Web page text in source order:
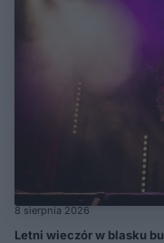
8 sierpnia 2026
Letni wieczór w blasku